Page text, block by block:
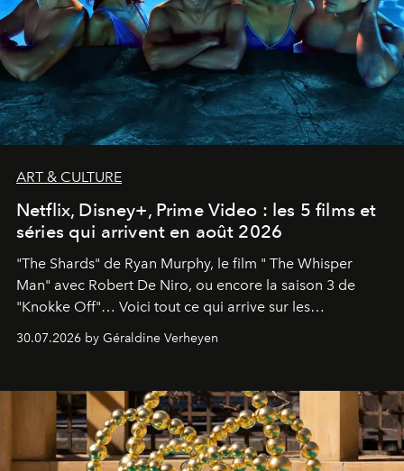
ART & CULTURE
Netflix, Disney+, Prime Video : les 5 films et
séries qui arrivent en août 2026
"The Shards" de Ryan Murphy, le film " The Whisper
Man" avec Robert De Niro, ou encore la saison 3 de
"Knokke Off"… Voici tout ce qui arrive sur les
30.07.2026 by Géraldine Verheyen